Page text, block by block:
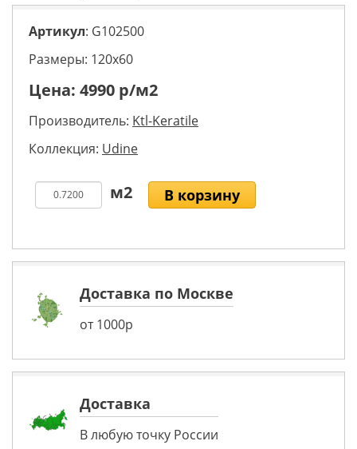
Артикул: G102500
Размеры: 120х60
Цена: 4990 р/м2
Производитель: Ktl-Keratile
Коллекция: Udine
В корзину
Доставка по Москве
от 1000р
Доставка
В любую точку России